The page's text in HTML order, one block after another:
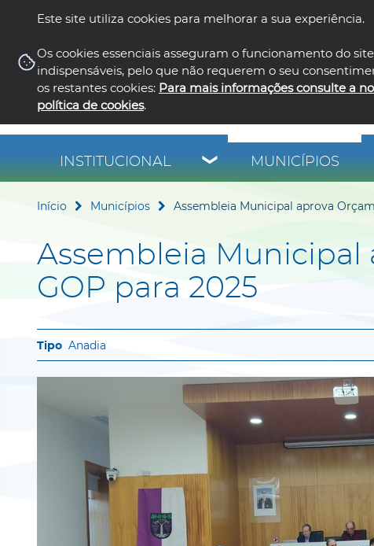
Este site utiliza cookies para melhorar a sua experiência.
Os cookies essenciais asseguram o funcionamento do
indispensáveis, pelo que não requerem o seu
os restantes cookies: Para mais informações consulte a
política de cookies.
INSTITUCIONAL MUNICÍPIOS
Início Municípios Assembleia Municipal aprova
Assembleia Municipal
GOP para 2025
Anadia